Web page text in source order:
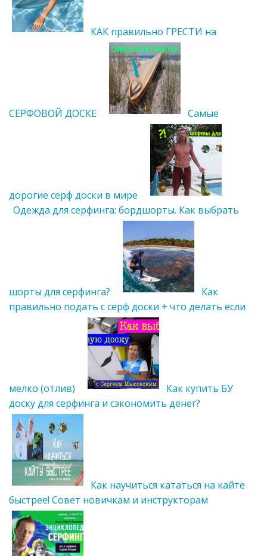
КАК правильно ГРЕСТИ на
СЕРФОВОЙ ДОСКЕ Самые
дорогие серф доски в мире
Одежда для серфинга: бордшорты. Как выбрать
шорты для серфинга?
Как
правильно подать с серф доски + что делать если
мелко (отлив)
Как купить БУ
доску для серфинга и сэкономить денег?
Как научиться кататься на кайте
быстрее! Совет новичкам и инструкторам